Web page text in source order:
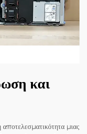
και
μιας